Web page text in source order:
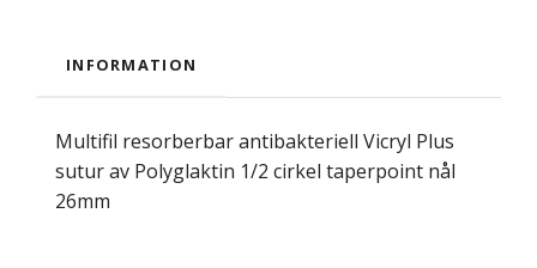
INFORMATION
Multifil resorberbar antibakteriell Vicryl Plus
sutur av Polyglaktin 1/2 cirkel taperpoint nål
26mm